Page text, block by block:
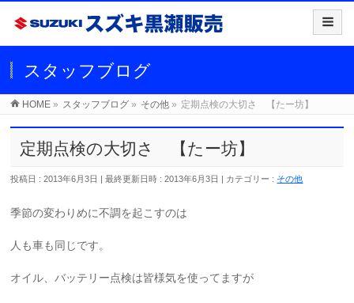
スタッフブログ
HOME » スタッフブログ » その他 » 定期点検の大切さ 【たー坊】
定期点検の大切さ 【たー坊】
投稿日 : 2013年6月3日 最終更新日時 : 2013年6月3日 カテゴリー : その他
季節の変わりめに不調を起こすのは
人も車も同じです。
オイル、バッテリー点検は皆様気を使ってますが